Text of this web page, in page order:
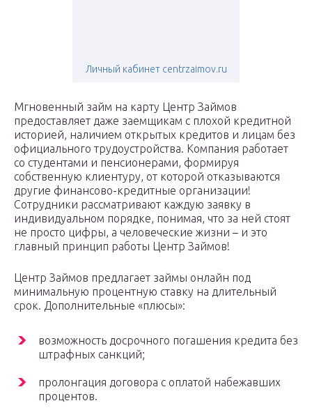
Личный кабинет centrzaimov.ru
Мгновенный займ на карту Центр Займов
предоставляет даже заемщикам с плохой кредитной
историей, наличием открытых кредитов и лицам без
официального трудоустройства. Компания работает
со студентами и пенсионерами, формируя
собственную клиентуру, от которой отказываются
другие финансово-кредитные организации!
Сотрудники рассматривают каждую заявку в
индивидуальном порядке, понимая, что за ней стоят
не просто цифры, а человеческие жизни – и это
главный принцип работы Центр Займов!
Центр Займов предлагает займы онлайн под
минимальную процентную ставку на длительный
срок. Дополнительные «плюсы»:
возможность досрочного погашения кредита без
штрафных санкций;
пролонгация договора с оплатой набежавших
процентов.